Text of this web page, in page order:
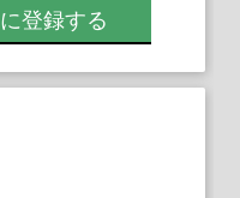
に登録する